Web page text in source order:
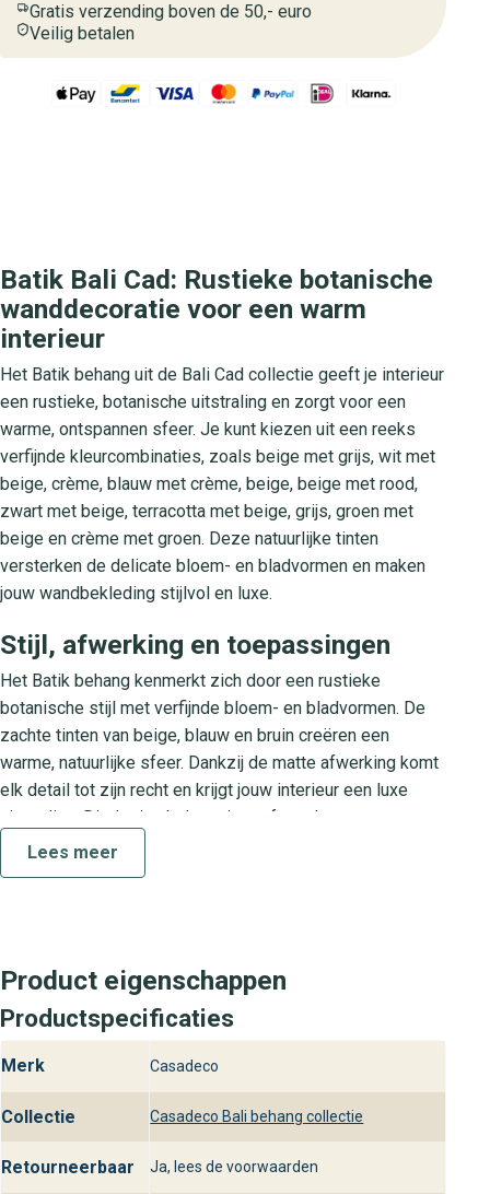
Gratis verzending boven de 50,- euro
Veilig betalen
Batik Bali Cad: Rustieke botanische
wanddecoratie voor een warm
interieur
Het Batik behang uit de Bali Cad collectie geeft je interieur
een rustieke, botanische uitstraling en zorgt voor een
warme, ontspannen sfeer. Je kunt kiezen uit een reeks
verfijnde kleurcombinaties, zoals beige met grijs, wit met
beige, crème, blauw met crème, beige, beige met rood,
zwart met beige, terracotta met beige, grijs, groen met
beige en crème met groen. Deze natuurlijke tinten
versterken de delicate bloem- en bladvormen en maken
jouw wandbekleding stijlvol en luxe.
Stijl, afwerking en toepassingen
Het Batik behang kenmerkt zich door een rustieke
botanische stijl met verfijnde bloem- en bladvormen. De
zachte tinten van beige, blauw en bruin creëren een
warme, natuurlijke sfeer. Dankzij de matte afwerking komt
elk detail tot zijn recht en krijgt jouw interieur een luxe
uitstraling. Dit design behang is perfect als
wandbekleding in de woonkamer, slaapkamer, eetkamer of
werkruimte en combineert moeiteloos met houten
De Bali Cad collectie staat voor hoogwaardige
wandbekleding met een exotische flair. Geïnspireerd op
tropische flora brengt elk patroon een stukje natuur in huis.
Met Bali Cad voeg je een stijlvol design toe aan je
Lees meer
Product eigenschappen
Productspecificaties
Merk Casadeco
Collectie Casadeco Bali behang collectie
Retourneerbaar Ja, lees de voorwaarden